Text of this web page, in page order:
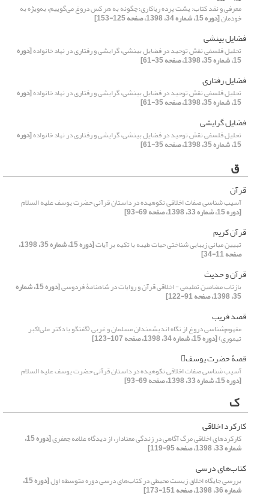
معرفی و نقد کتاب: پشت پرده ریاکاری؛ چگونه به هر کس دروغ می‌گوییم، به‌ویژه به
خودمان[دوره 15، شماره 34، 1398، صفحه 125-153]
فضایل بینشی
تحلیل فلسفی نقش توحید در فضایل بینشی، گرایشی و رفتاری در نهاد خانواده[دوره
15، شماره 35، 1398، صفحه 35-61]
فضایل رفتاری
تحلیل فلسفی نقش توحید در فضایل بینشی، گرایشی و رفتاری در نهاد خانواده[دوره
15، شماره 35، 1398، صفحه 35-61]
فضایل گرایشی
تحلیل فلسفی نقش توحید در فضایل بینشی، گرایشی و رفتاری در نهاد خانواده[دوره
15، شماره 35، 1398، صفحه 35-61]
ق
قرآن
آسیب شناسی صفات اخلاقی نکوهیده در داستان قرآنی حضرت یوسف علیه السلام
[دوره 15، شماره 33، 1398، صفحه 69-93]
قرآن کریم
تبیین مبانی زیبایی شناختی حیات طیبه با تکیه بر آیات [دوره 15، شماره 35، 1398،
صفحه 11-34]
قرآن و حدیث
بازتاب مضامین تعلیمی - اخلاقی قرآن و روایات در شاهنامۀ فردوسی [دوره 15، شماره
35، 1398، صفحه 91-122]
قصد فریب
مفهوم‌شناسی دروغ از نگاه اندیشمندان مسلمان و غربی (گفتگو با دکتر علی‌اکبر
تیموری)[دوره 15، شماره 34، 1398، صفحه 107-123]
قصۀ حضرت یوسف
آسیب شناسی صفات اخلاقی نکوهیده در داستان قرآنی حضرت یوسف علیه السلام
[دوره 15، شماره 33، 1398، صفحه 69-93]
ک
کارکرد اخلاقی
کارکردهای اخلاقی مرگ آگاهی در زندگی معنادار، از دیدگاه علامه جعفری [دوره 15،
شماره 33، 1398، صفحه 95-119]
کتاب‌های درسی
بررسی جایگاه اخلاق زیست محیطی در کتاب‌های درسی دوره متوسطه اول [دوره 15،
شماره 36، 1398، صفحه 151-173]